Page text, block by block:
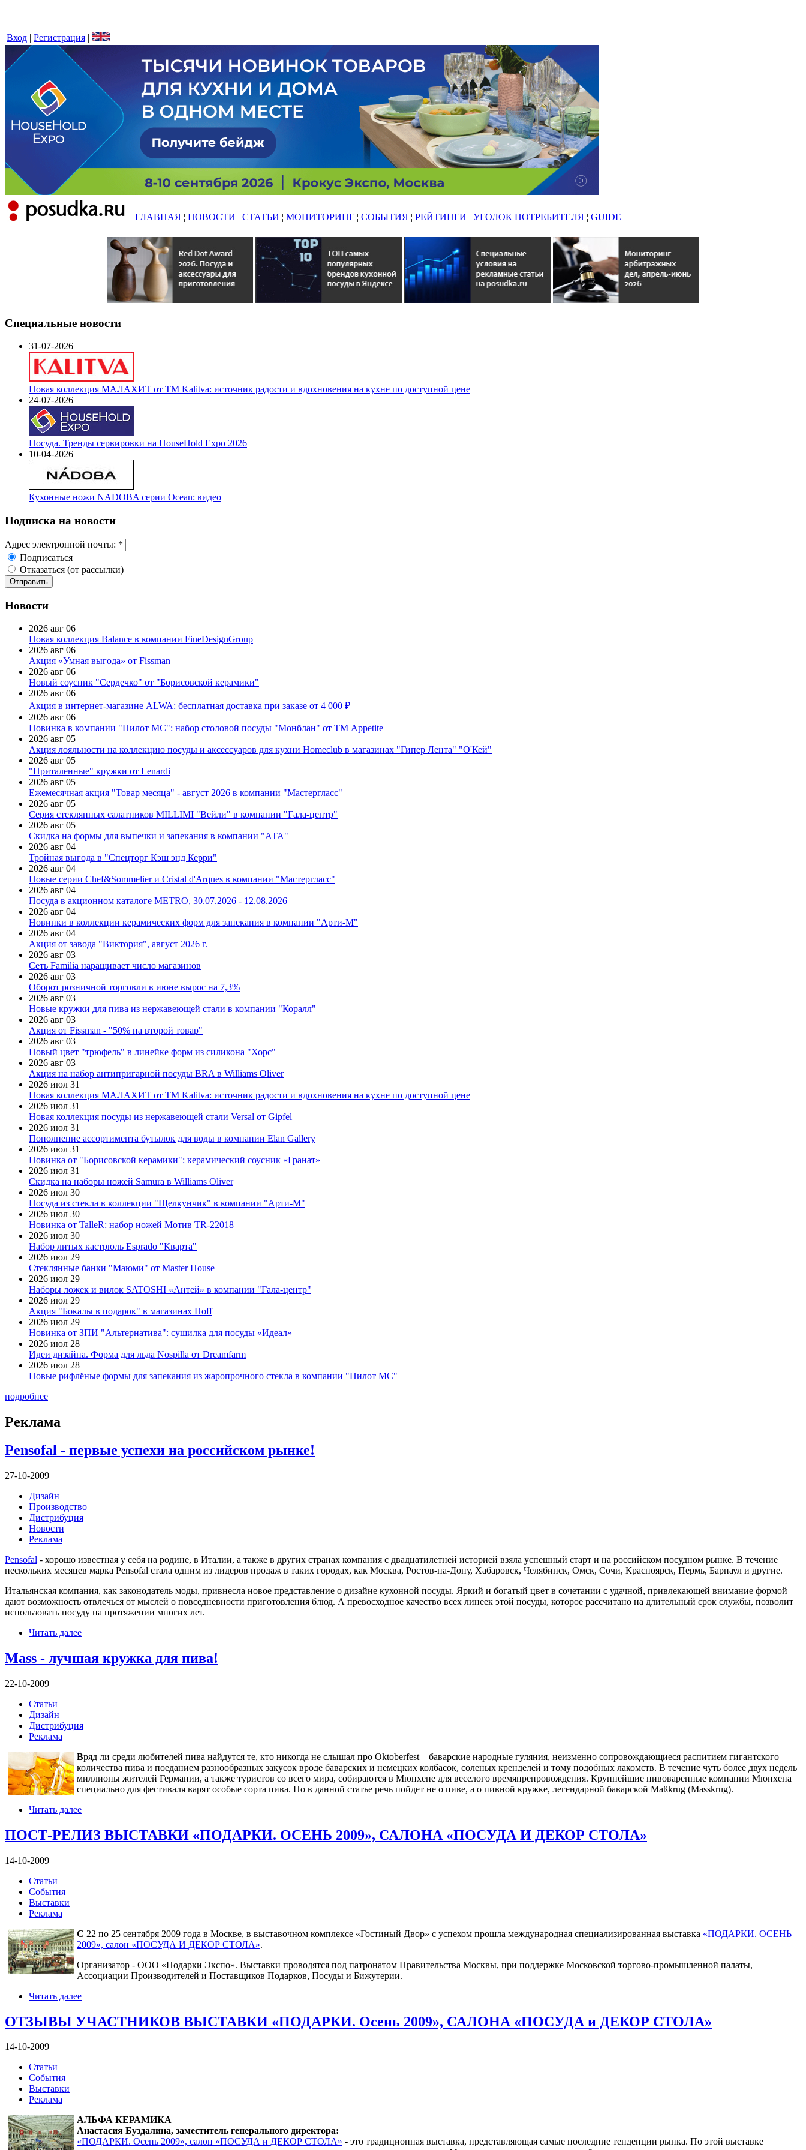
Вход | Регистрация |
ГЛАВНАЯ ¦ НОВОСТИ ¦ СТАТЬИ ¦ МОНИТОРИНГ ¦ СОБЫТИЯ ¦ РЕЙТИНГИ ¦ УГОЛОК ПОТРЕБИТЕЛЯ ¦ GUIDE
Специальные новости
31-07-2026
Новая коллекция МАЛАХИТ от ТМ Kalitva: источник радости и вдохновения на кухне по доступной цене
24-07-2026
Посуда. Тренды сервировки на HouseHold Expo 2026
10-04-2026
Кухонные ножи NADOBA серии Ocean: видео
Подписка на новости
Адрес электронной почты: *
Подписаться
Отказаться (от рассылки)
Новости
2026 авг 06
Новая коллекция Balance в компании FineDesignGroup
2026 авг 06
Акция «Умная выгода» от Fissman
2026 авг 06
Новый соусник "Сердечко" от "Борисовской керамики"
2026 авг 06
Акция в интернет-магазине ALWA: бесплатная доставка при заказе от 4 000 ₽
2026 авг 06
Новинка в компании "Пилот МС": набор столовой посуды "Монблан" от ТМ Appetite
2026 авг 05
Акция лояльности на коллекцию посуды и аксессуаров для кухни Homeclub в магазинах "Гипер Лента" "О'Кей"
2026 авг 05
"Приталенные" кружки от Lenardi
2026 авг 05
Ежемесячная акция "Товар месяца" - август 2026 в компании "Мастергласс"
2026 авг 05
Серия стеклянных салатников MILLIMI "Вейли" в компании "Гала-центр"
2026 авг 05
Скидка на формы для выпечки и запекания в компании "АТА"
2026 авг 04
Тройная выгода в "Спецторг Кэш энд Керри"
2026 авг 04
Новые серии Chef&Sommelier и Cristal d'Arques в компании "Мастергласс"
2026 авг 04
Посуда в акционном каталоге METRO, 30.07.2026 - 12.08.2026
2026 авг 04
Новинки в коллекции керамических форм для запекания в компании "Арти-М"
2026 авг 04
Акция от завода "Виктория", август 2026 г.
2026 авг 03
Сеть Familia наращивает число магазинов
2026 авг 03
Оборот розничной торговли в июне вырос на 7,3%
2026 авг 03
Новые кружки для пива из нержавеющей стали в компании "Коралл"
2026 авг 03
Акция от Fissman - "50% на второй товар"
2026 авг 03
Новый цвет "трюфель" в линейке форм из силикона "Хорс"
2026 авг 03
Акция на набор антипригарной посуды BRA в Williams Oliver
2026 июл 31
Новая коллекция МАЛАХИТ от ТМ Kalitva: источник радости и вдохновения на кухне по доступной цене
2026 июл 31
Новая коллекция посуды из нержавеющей стали Versal от Gipfel
2026 июл 31
Пополнение ассортимента бутылок для воды в компании Elan Gallery
2026 июл 31
Новинка от "Борисовской керамики": керамический соусник «Гранат»
2026 июл 31
Скидка на наборы ножей Samura в Williams Oliver
2026 июл 30
Посуда из стекла в коллекции "Щелкунчик" в компании "Арти-М"
2026 июл 30
Новинка от TalleR: набор ножей Мотив TR-22018
2026 июл 30
Набор литых кастрюль Esprado "Кварта"
2026 июл 29
Стеклянные банки "Маюми" от Master House
2026 июл 29
Наборы ложек и вилок SATOSHI «Антей» в компании "Гала-центр"
2026 июл 29
Акция "Бокалы в подарок" в магазинах Hoff
2026 июл 29
Новинка от ЗПИ "Альтернатива": сушилка для посуды «Идеал»
2026 июл 28
Идеи дизайна. Форма для льда Nospilla от Dreamfarm
2026 июл 28
Новые рифлёные формы для запекания из жаропрочного стекла в компании "Пилот МС"
подробнее
Реклама
Pensofal - первые успехи на российском рынке!
27-10-2009
Дизайн
Производство
Дистрибуция
Новости
Реклама
Pensofal - хорошо известная у себя на родине, в Италии, а также в других странах компания с двадцатилетней историей взяла успешный старт и на российском посудном рынке. В течение
нескольких месяцев марка Pensofal стала одним из лидеров продаж в таких городах, как Москва, Ростов-на-Дону, Хабаровск, Челябинск, Омск, Сочи, Красноярск, Пермь, Барнаул и другие.
Итальянская компания, как законодатель моды, привнесла новое представление о дизайне кухонной посуды. Яркий и богатый цвет в сочетании с удачной, привлекающей внимание формой
дают возможность отвлечься от мыслей о повседневности приготовления блюд. А превосходное качество всех линеек этой посуды, которое рассчитано на длительный срок службы, позволит
использовать посуду на протяжении многих лет.
Читать далее
Mass - лучшая кружка для пива!
22-10-2009
Статьи
Дизайн
Дистрибуция
Реклама
Вряд ли среди любителей пива найдутся те, кто никогда не слышал про Oktoberfest – баварские народные гуляния, неизменно сопровождающиеся распитием гигантского
количества пива и поеданием разнообразных закусок вроде баварских и немецких колбасок, соленых кренделей и тому подобных лакомств. В течение чуть более двух недель
миллионы жителей Германии, а также туристов со всего мира, собираются в Мюнхене для веселого времяпрепровождения. Крупнейшие пивоваренные компании Мюнхена
специально для фестиваля варят особые сорта пива. Но в данной статье речь пойдет не о пиве, а о пивной кружке, легендарной баварской Maßkrug (Masskrug).
Читать далее
ПОСТ-РЕЛИЗ ВЫСТАВКИ «ПОДАРКИ. ОСЕНЬ 2009», САЛОНА «ПОСУДА И ДЕКОР СТОЛА»
14-10-2009
Статьи
События
Выставки
Реклама
С 22 по 25 сентября 2009 года в Москве, в выставочном комплексе «Гостиный Двор» с успехом прошла международная специализированная выставка «ПОДАРКИ. ОСЕНЬ
2009», салон «ПОСУДА И ДЕКОР СТОЛА».
Организатор - ООО «Подарки Экспо». Выставки проводятся под патронатом Правительства Москвы, при поддержке Московской торгово-промышленной палаты,
Ассоциации Производителей и Поставщиков Подарков, Посуды и Бижутерии.
Читать далее
ОТЗЫВЫ УЧАСТНИКОВ ВЫСТАВКИ «ПОДАРКИ. Осень 2009», САЛОНА «ПОСУДА и ДЕКОР СТОЛА»
14-10-2009
Статьи
События
Выставки
Реклама
АЛЬФА КЕРАМИКА
Анастасия Буздалина, заместитель генерального директора:
«ПОДАРКИ. Осень 2009», салон «ПОСУДА и ДЕКОР СТОЛА» - это традиционная выставка, представляющая самые последние тенденции рынка. По этой выставке